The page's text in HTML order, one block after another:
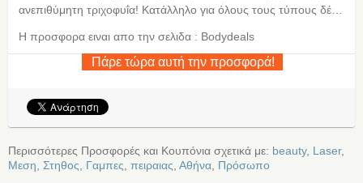
ανεπιθύμητη τριχοφυΐα! Κατάλληλο για όλους τους τύπους δέ…
Η προσφορα ειναι απο την σελιδα : Bodydeals
Πάρε τώρα αυτή την προσφορά!
Περισσότερες Προσφορές και Κουπόνια σχετικά με: beauty, Laser,
Μεση, Στηθος, Γαμπες, πειραιας, Αθήνα, Πρόσωπο